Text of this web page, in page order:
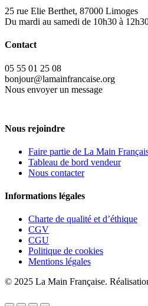
25 rue Elie Berthet, 87000 Limoges
Du mardi au samedi de 10h30 à
Contact
05 55 01 25 08
bonjour@lamainfrancaise.org
Nous envoyer un message
Nous rejoindre
Faire partie de La Main
Tableau de bord vendeur
Nous contacter
Informations légales
Charte de qualité et d’éthique
CGV
CGU
Politique de cookies
Mentions légales
© 2025 La Main Française.